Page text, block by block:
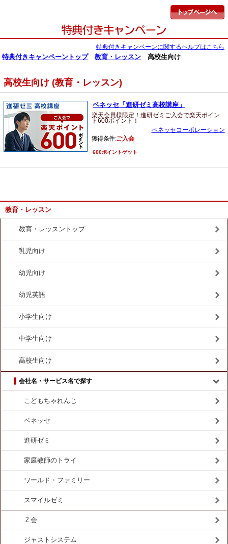
特典付きキャンペーンに関するヘルプはこちら
特典付きキャンペーントップ 教育・レッスン 高校生向け
高校生向け (教育・レッスン)
ベネッセ「進研ゼミ高校講座」
楽天会員様限定！進研ゼミご入会で楽天ポイン
ト600ポイント！
ベネッセコーポレーション
獲得条件:ご入会
600ポイントゲット
教育・レッスン
教育・レッスントップ
乳児向け
幼児向け
幼児英語
小学生向け
中学生向け
高校生向け
会社名・サービス名で探す
こどもちゃれんじ
ベネッセ
進研ゼミ
家庭教師のトライ
ワールド・ファミリー
スマイルゼミ
Ｚ会
ジャストシステム